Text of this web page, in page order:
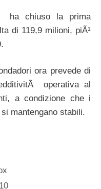
ha chiuso la prima
di 119,9 milioni, piÃ¹
ora prevede di
operativa al
a condizione che i
mantengano stabili.